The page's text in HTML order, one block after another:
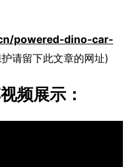
powered-dino-car-
请留下此文章的网址)
频展示：